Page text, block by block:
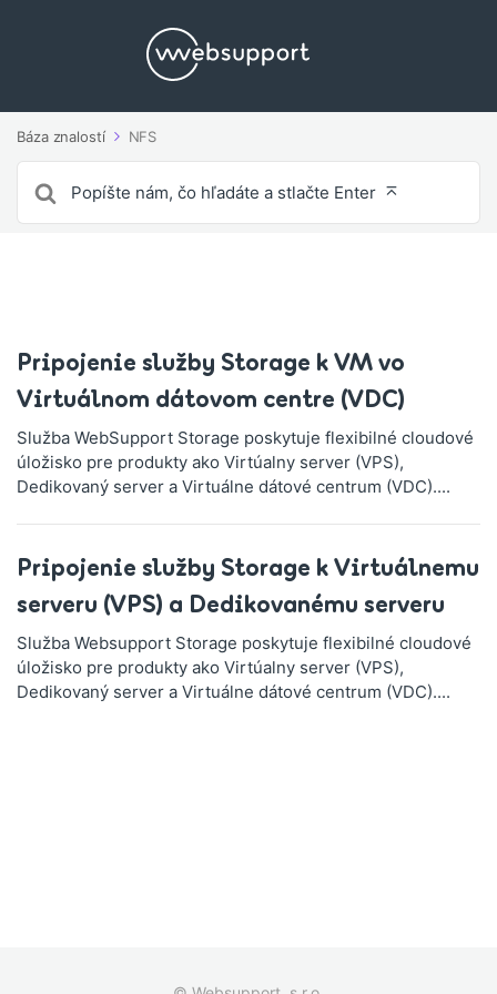
Báza znalostí NFS
pre
Pripojenie služby Storage k VM vo
Virtuálnom dátovom centre (VDC)
Služba WebSupport Storage poskytuje flexibilné cloudové
úložisko pre produkty ako Virtúalny server (VPS),
Dedikovaný server a Virtuálne dátové centrum (VDC)....
Pripojenie služby Storage k Virtuálnemu
serveru (VPS) a Dedikovanému serveru
Služba Websupport Storage poskytuje flexibilné cloudové
úložisko pre produkty ako Virtúalny server (VPS),
Dedikovaný server a Virtuálne dátové centrum (VDC)....